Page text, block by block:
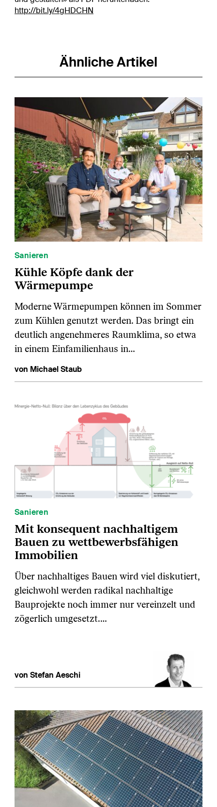
http://bit.ly/4gHDCHN
Ähnliche Artikel
Sanieren
Kühle Köpfe dank der
Wärmepumpe
Moderne Wärmepumpen können im Sommer
zum Kühlen genutzt werden. Das bringt ein
deutlich angenehmeres Raumklima, so etwa
in einem Einfamilienhaus in…
von Michael Staub
Sanieren
Mit konsequent nachhaltigem
Bauen zu wettbewerbsfähigen
Immobilien
Über nachhaltiges Bauen wird viel diskutiert,
gleichwohl werden radikal nachhaltige
Bauprojekte noch immer nur vereinzelt und
zögerlich umgesetzt.…
von Stefan Aeschi